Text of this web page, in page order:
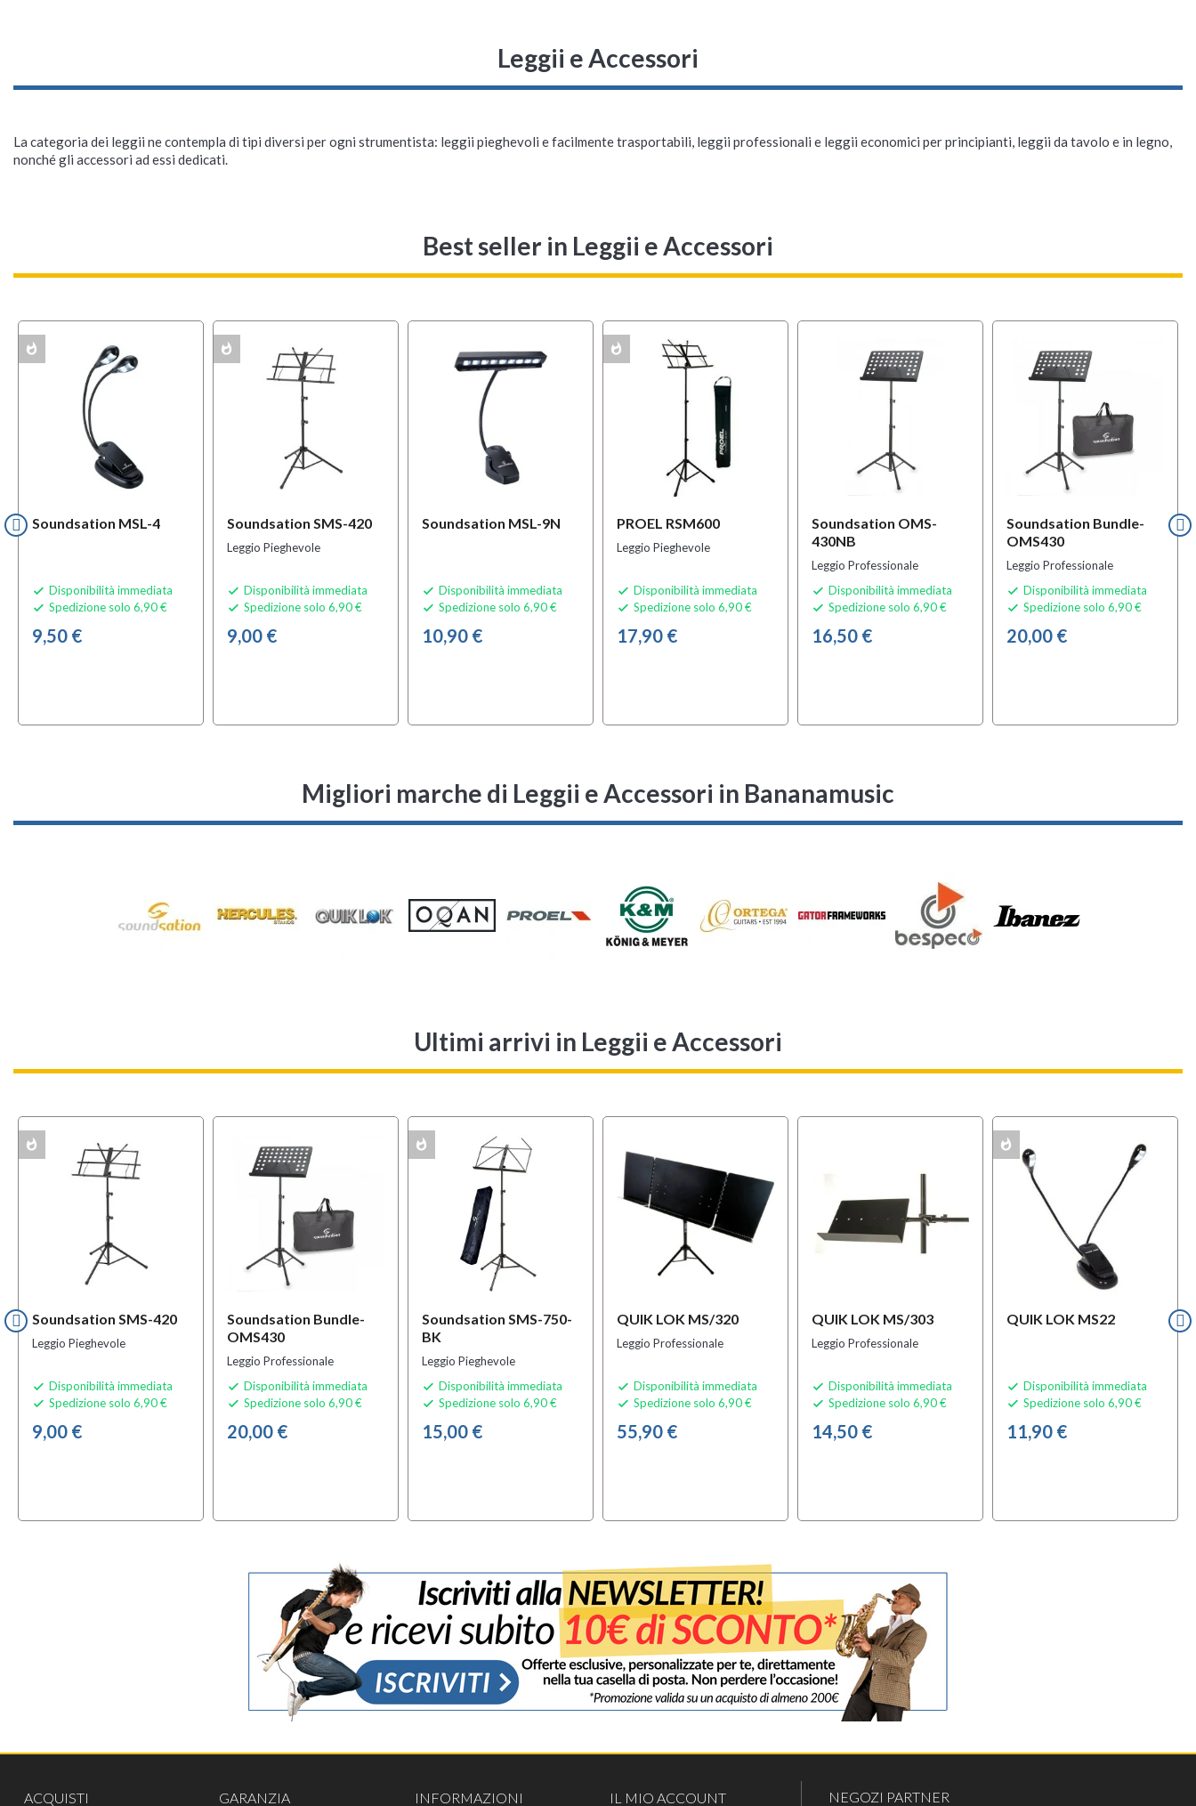
Leggii e Accessori
La categoria dei leggii ne contempla di tipi diversi per ogni strumentista: leggii pieghevoli e facilmente trasportabili, leggii professionali e leggii economici per principianti, leggii da tavolo e in legno,
nonché gli accessori ad essi dedicati.
Best seller in Leggii e Accessori
Soundsation MSL-4
 Disponibilità immediata
 Spedizione solo 6,90 €
9,50 €
whatshot
Soundsation SMS-420
Leggio Pieghevole
 Disponibilità immediata
 Spedizione solo 6,90 €
9,00 €
whatshot
Soundsation MSL-9N
 Disponibilità immediata
 Spedizione solo 6,90 €
10,90 €
PROEL RSM600
Leggio Pieghevole
 Disponibilità immediata
 Spedizione solo 6,90 €
17,90 €
whatshot
Soundsation OMS-
430NB
Leggio Professionale
 Disponibilità immediata
 Spedizione solo 6,90 €
16,50 €
Soundsation Bundle-
OMS430
Leggio Professionale
 Disponibilità immediata
 Spedizione solo 6,90 €
20,00 €
Migliori marche di Leggii e Accessori in Bananamusic
Ultimi arrivi in Leggii e Accessori
Soundsation SMS-420
Leggio Pieghevole
 Disponibilità immediata
 Spedizione solo 6,90 €
9,00 €
whatshot
Soundsation Bundle-
OMS430
Leggio Professionale
 Disponibilità immediata
 Spedizione solo 6,90 €
20,00 €
Soundsation SMS-750-
BK
Leggio Pieghevole
 Disponibilità immediata
 Spedizione solo 6,90 €
15,00 €
whatshot
QUIK LOK MS/320
Leggio Professionale
 Disponibilità immediata
 Spedizione solo 6,90 €
55,90 €
QUIK LOK MS/303
Leggio Professionale
 Disponibilità immediata
 Spedizione solo 6,90 €
14,50 €
QUIK LOK MS22
 Disponibilità immediata
 Spedizione solo 6,90 €
11,90 €
whatshot
ACQUISTI GARANZIA INFORMAZIONI IL MIO ACCOUNT NEGOZI PARTNER